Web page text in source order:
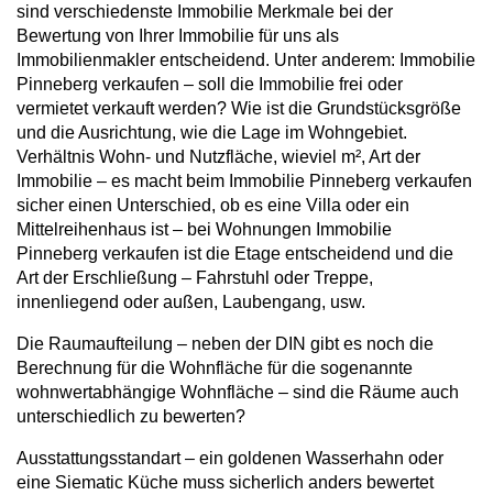
sind verschiedenste Immobilie Merkmale bei der
Bewertung von Ihrer Immobilie für uns als
Immobilienmakler entscheidend. Unter anderem: Immobilie
Pinneberg verkaufen – soll die Immobilie frei oder
vermietet verkauft werden? Wie ist die Grundstücksgröße
und die Ausrichtung, wie die Lage im Wohngebiet.
Verhältnis Wohn- und Nutzfläche, wieviel m², Art der
Immobilie – es macht beim Immobilie Pinneberg verkaufen
sicher einen Unterschied, ob es eine Villa oder ein
Mittelreihenhaus ist – bei Wohnungen Immobilie
Pinneberg verkaufen ist die Etage entscheidend und die
Art der Erschließung – Fahrstuhl oder Treppe,
innenliegend oder außen, Laubengang, usw.
Die Raumaufteilung – neben der DIN gibt es noch die
Berechnung für die Wohnfläche für die sogenannte
wohnwertabhängige Wohnfläche – sind die Räume auch
unterschiedlich zu bewerten?
Ausstattungsstandart – ein goldenen Wasserhahn oder
eine Siematic Küche muss sicherlich anders bewertet